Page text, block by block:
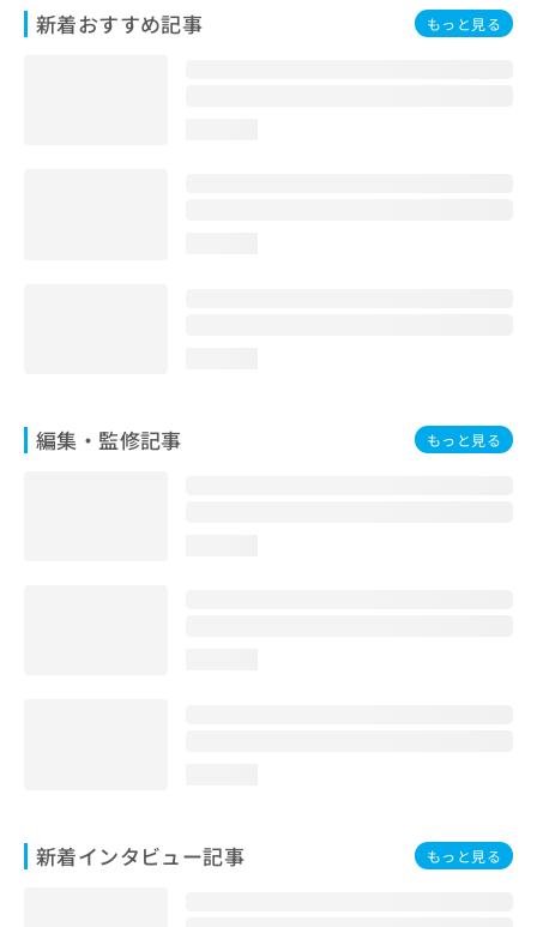
新着おすすめ記事 もっと見る
編集・監修記事 もっと見る
新着インタビュー記事 もっと見る
お
問